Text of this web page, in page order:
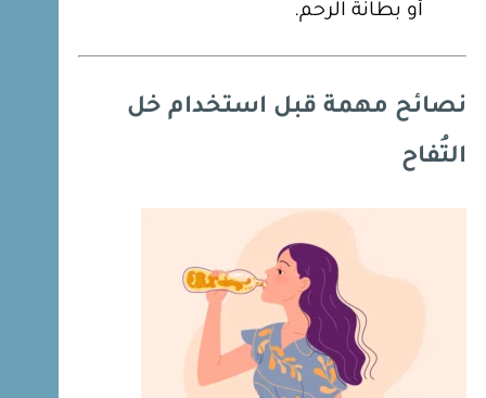
أو بطانة الرحم.
نصائح مهمة قبل استخدام خل
التُفاح